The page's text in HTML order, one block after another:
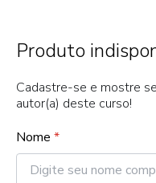
Produto
Cadastre-se e mostre
autor(a) deste curso!
Nome *